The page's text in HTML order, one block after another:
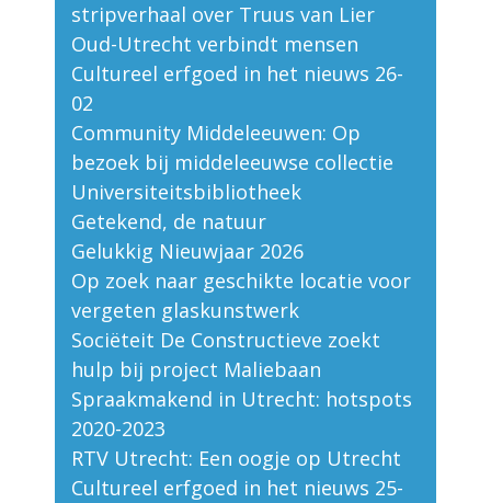
stripverhaal over Truus van Lier
Oud-Utrecht verbindt mensen
Cultureel erfgoed in het nieuws 26-
02
Community Middeleeuwen: Op
bezoek bij middeleeuwse collectie
Universiteitsbibliotheek
Getekend, de natuur
Gelukkig Nieuwjaar 2026
Op zoek naar geschikte locatie voor
vergeten glaskunstwerk
Sociëteit De Constructieve zoekt
hulp bij project Maliebaan
Spraakmakend in Utrecht: hotspots
2020-2023
RTV Utrecht: Een oogje op Utrecht
Cultureel erfgoed in het nieuws 25-